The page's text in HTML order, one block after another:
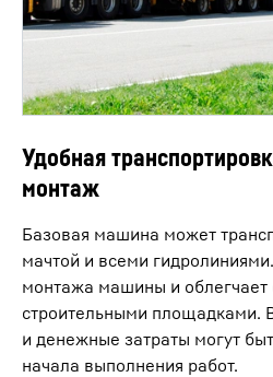
Удобная
монтаж
Базовая машина может
мачтой и всеми
монтажа машины и
строительными площадками.
и денежные затраты могут
начала выполнения работ.